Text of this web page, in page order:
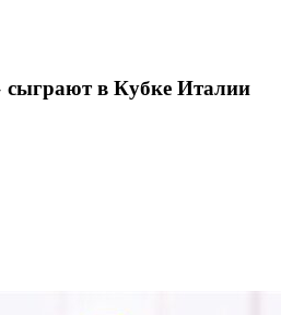
в Кубке Италии